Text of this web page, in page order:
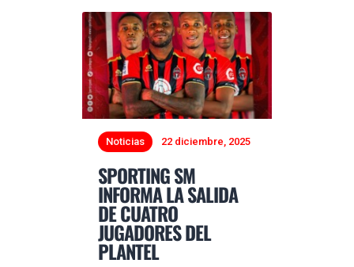
Noticias 22 diciembre, 2025
SPORTING SM
INFORMA LA SALIDA
DE CUATRO
JUGADORES DEL
PLANTEL